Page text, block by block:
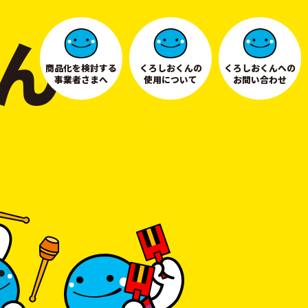
商品化を検討する
事業者さまへ
くろしおくんの
使用について
くろしおくんへの
お問い合わせ